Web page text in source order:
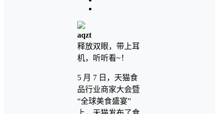
aqzt
释放双眼，带上耳
机，听听看~！
5 月 7 日，天猫食
品行业商家大会暨
“全球美食盛宴”